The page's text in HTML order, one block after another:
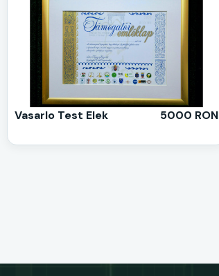
Vasarlo Test Elek 5000 RON